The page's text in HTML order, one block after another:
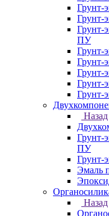
Грунт-
Грунт-
Грунт-
ПУ
Грунт-
Грунт-
Грунт-
Грунт-
Назад
Грунт-
ПУ
Грунт-
Эмаль
Назад